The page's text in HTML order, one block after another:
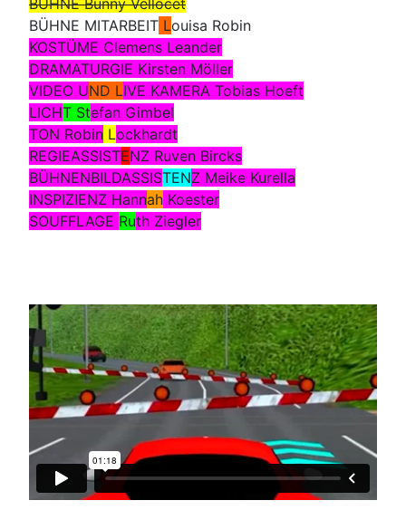
BÜHNE Bunny Vellocet
BÜHNE MITARBEIT Louisa Robin
KOSTÜME Clemens Leander
DRAMATURGIE Kirsten Möller
VIDEO UND LIVE KAMERA Tobias Hoeft
LICHT Stefan Gimbel
TON Robin Lockhardt
REGIEASSISTENZ Ruven Bircks
BÜHNENBILDASSISTENZ Meike Kurella
INSPIZIENZ Hannah Koester
SOUFFLAGE Ruth Ziegler